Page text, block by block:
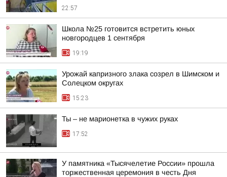
22:57
Школа №25 готовится встретить юных
новгородцев 1 сентября
19:19
Урожай капризного злака созрел в Шимском и
Солецком округах
15:23
Ты – не марионетка в чужих руках
17:52
У памятника «Тысячелетие России» прошла
торжественная церемония в честь Дня